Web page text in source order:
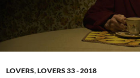
LOVERS,LOVERS 33 - 2018